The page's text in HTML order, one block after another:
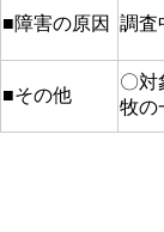
■障害の原因 調査
■その他
〇対
牧の